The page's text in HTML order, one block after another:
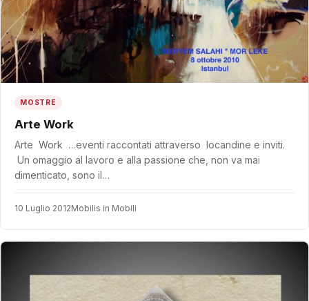
MOSTRE
Arte Work
Arte Work …eventi raccontati attraverso locandine e inviti.
Un omaggio al lavoro e alla passione che, non va mai
dimenticato, sono il…
10 Luglio 2012Mobilis in Mobili